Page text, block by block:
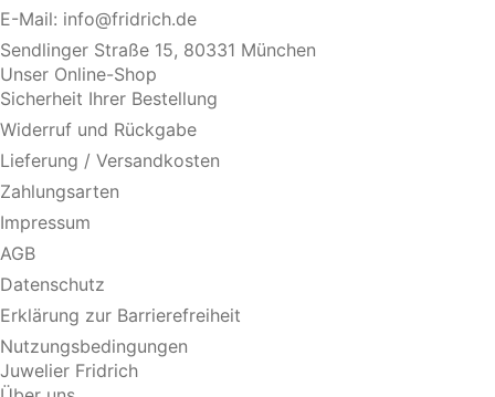
E-Mail: info@fridrich.de
Sendlinger Straße 15, 80331 München
Unser Online-Shop
Sicherheit Ihrer Bestellung
Widerruf und Rückgabe
Lieferung / Versandkosten
Zahlungsarten
Impressum
AGB
Datenschutz
Erklärung zur Barrierefreiheit
Nutzungsbedingungen
Juwelier Fridrich